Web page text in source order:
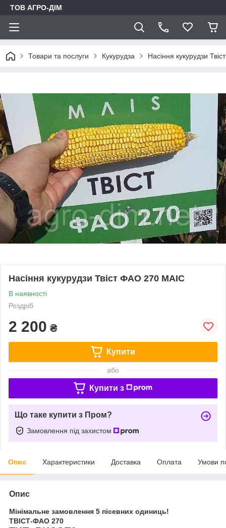
ТОВ АГРО-ДIМ
Товари та послуги Кукурудза Насіння кукурудзи
Насіння кукурудзи Твіст ФАО 270 МАІС
В наявності
Роздріб
2 200 ₴
Купити
або
Купити з
Що таке купити з Пром?
Замовлення під захистом
Опис Характеристики Доставка Оплата Умови
Опис
Мінімальне замовлення 5 пісевних одиниць!
ТВІСТ-ФАО 270